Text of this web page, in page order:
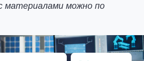
материалами можно по